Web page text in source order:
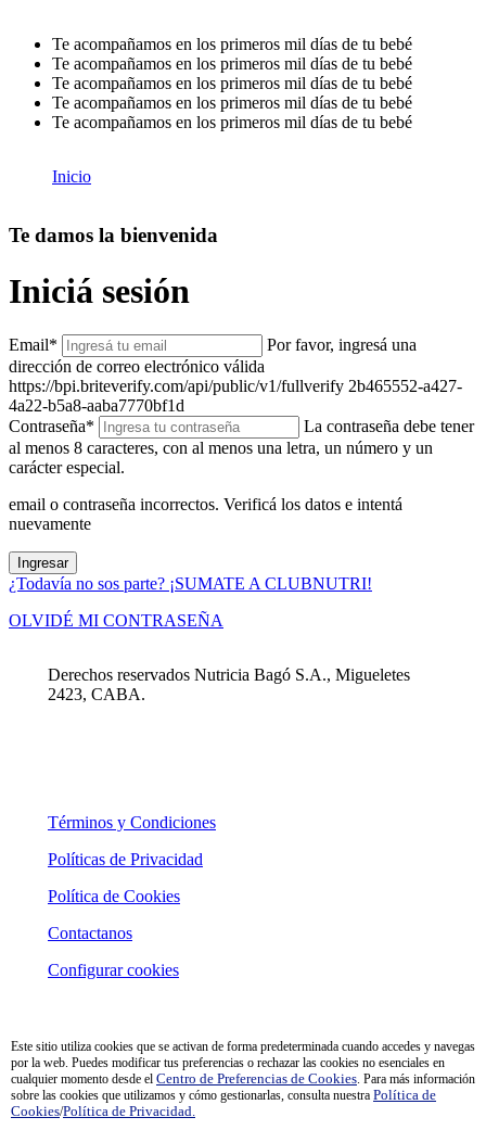
Te acompañamos en los primeros mil días de tu bebé
Te acompañamos en los primeros mil días de tu bebé
Te acompañamos en los primeros mil días de tu bebé
Te acompañamos en los primeros mil días de tu bebé
Te acompañamos en los primeros mil días de tu bebé
Inicio
Te damos la bienvenida
Iniciá sesión
Email*
Por favor, ingresá una
dirección de correo electrónico válida
https://bpi.briteverify.com/api/public/v1/fullverify 2b465552-a427-
4a22-b5a8-aaba7770bf1d
Contraseña*
La contraseña debe tener
al menos 8 caracteres, con al menos una letra, un número y un
carácter especial.
email o contraseña incorrectos. Verificá los datos e intentá
nuevamente
Ingresar
¿Todavía no sos parte? ¡SUMATE A CLUBNUTRI!
OLVIDÉ MI CONTRASEÑA
Derechos reservados Nutricia Bagó S.A., Migueletes
2423, CABA.
Términos y Condiciones
Políticas de Privacidad
Política de Cookies
Contactanos
Configurar cookies
Este sitio utiliza cookies que se activan de forma predeterminada cuando accedes y navegas
por la web. Puedes modificar tus preferencias o rechazar las cookies no esenciales en
cualquier momento desde el Centro de Preferencias de Cookies. Para más información
sobre las cookies que utilizamos y cómo gestionarlas, consulta nuestra Política de
Cookies/Política de Privacidad.